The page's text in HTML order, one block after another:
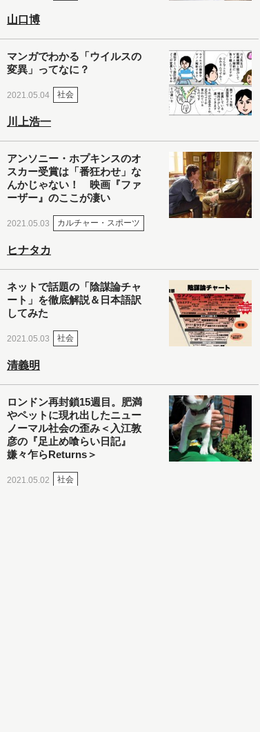
山口博
マンガでわかる「ウイルスの
変異」ってなに？
2021.05.04 社会
川上浩一
アンソニー・ホプキンスのオ
スカー受賞は「番狂わせ」な
んかじゃない！ 映画『ファ
ーザー』のここが凄い
2021.05.03 カルチャー・スポーツ
ヒナタカ
ネットで話題の「陰謀論チャ
ート」を徹底解説＆日本語訳
してみた
2021.05.03 社会
清義明
ロンドン再封鎖15週目。肥満
やペットに現れ出したニュー
ノーマル社会の歪み＜入江敦
彦の『足止め喰らい日記』
嫌々乍らReturns＞
2021.05.02 社会